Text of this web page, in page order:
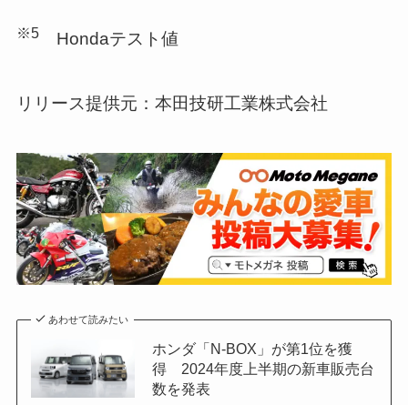
※5Hondaテスト値
リリース提供元：本田技研工業株式会社
あわせて読みたい
ホンダ「N-BOX」が第1位を獲
得 2024年度上半期の新車販売台
数を発表